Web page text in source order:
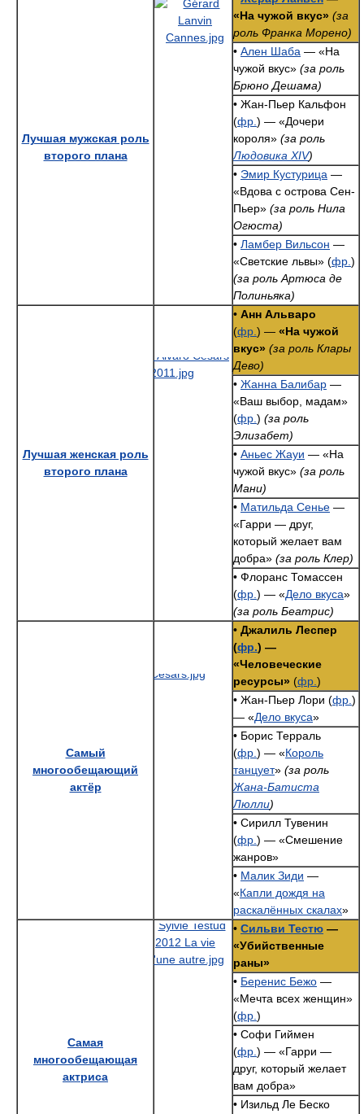
Лучшая мужская роль
второго плана
«На чужой вкус» (за
роль Франка Морено)
• Ален Шаба — «На
чужой вкус» (за роль
Брюно Дешама)
• Жан-Пьер Кальфон
(фр. ) — «Дочери
короля» (за роль
Людовика XIV)
• Эмир Кустурица —
«Вдова с острова Сен-
Пьер» (за роль Нила
Огюста)
• Ламбер Вильсон —
«Светские львы» (фр. )
(за роль Артюса де
Полиньяка)
Лучшая женская роль
второго плана
• Анн Альваро
(фр. ) — «На чужой
вкус» (за роль Клары
Дево)
• Жанна Балибар —
«Ваш выбор, мадам»
(фр. ) (за роль
Элизабет)
• Аньес Жауи — «На
чужой вкус» (за роль
Мани)
• Матильда Сенье —
«Гарри — друг,
который желает вам
добра» (за роль Клер)
• Флоранс Томассен
(фр. ) — «Дело вкуса»
(за роль Беатрис)
Самый
многообещающий
актёр
• Джалиль Леспер
(фр.) —
«Человеческие
ресурсы» (фр. )
• Жан-Пьер Лори (фр. )
— «Дело вкуса»
• Борис Терраль
(фр. ) — «Король
танцует» (за роль
Жана-Батиста
Люлли)
• Сирилл Тувенин
(фр. ) — «Смешение
жанров»
• Малик Зиди —
«Капли дождя на
раскалённых скалах»
Самая
многообещающая
актриса
• Сильви Тестю —
«Убийственные
раны»
• Беренис Бежо —
«Мечта всех женщин»
(фр. )
• Софи Гиймен
(фр. ) — «Гарри —
друг, который желает
вам добра»
• Изильд Ле Беско